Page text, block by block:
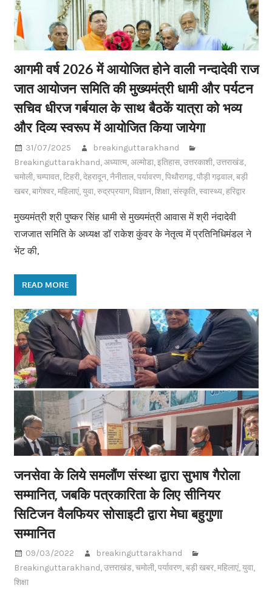
आगमी वर्ष 2026 में आयोजित होने वाली नन्दादेवी राज
जात आयोजन समिति की मुख्यमंत्री धामी और पर्यटन
सचिव धीरज गर्बयाल के साथ बैठकें यात्रा को भव्य
और दिव्य स्वरूप में आयोजित किया जायेगा
31/07/2025
breakinguttarakhand
Breakinguttarakhand,अध्यात्म,अल्मोडा,इतिहास,उत्तरकाशी,उत्तराखंड,
चमोली,चम्पावत,टिहरी,देहरादून,नैनीताल,पर्यावरण,पिथौरागढ़,पौड़ी गढ़वाल,बड़ी
खबर,बागेश्वर,महिलाएं,युवा,रुद्रप्रयाग,विज्ञान,शिक्षा,संस्कृति,स्वास्थ्य,हरिद्वार
मुख्यमंत्री श्री पुष्कर सिंह धामी से मुख्यमंत्री आवास में श्री नंदादेवी
राजजात समिति के अध्यक्ष डॉ राकेश कुंवर के नेतृत्व में प्रतिनिधिमंडल ने
भेंट की,
READ MORE
जनसेवा के लिये समलौंण संस्था द्वारा सुभाष गैरोला
सम्मानित, जबकि पत्रकारिता के लिए सीनियर
सिटिजन वैलफियर सोसाइटी द्वारा मेघा बहुगुणा
सम्मानित
09/03/2022
breakinguttarakhand
Breakinguttarakhand,उत्तराखंड,चमोली,पर्यावरण,बड़ी खबर,महिलाएं,युवा,
शिक्षा